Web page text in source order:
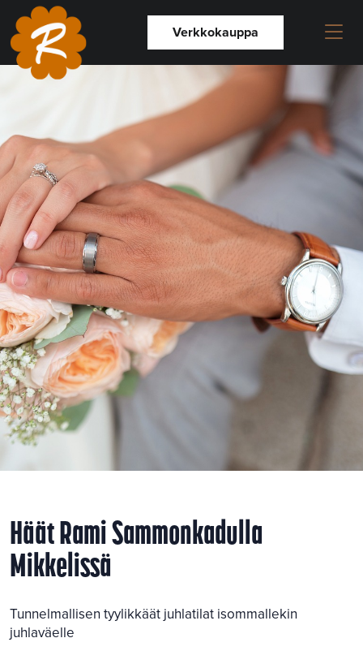
Verkkokauppa
Häät Rami Sammonkadulla
Mikkelissä
Tunnelmallisen tyylikkäät juhlatilat isommallekin
juhlaväelle